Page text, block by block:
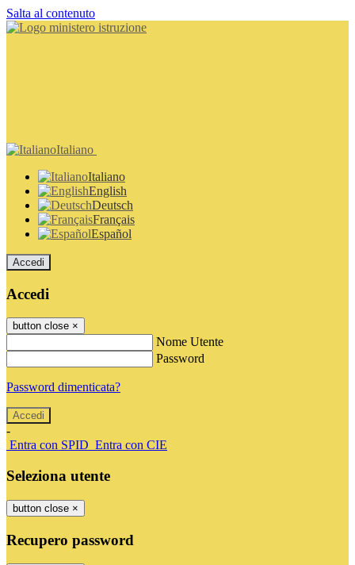
Salta al contenuto
Italiano
Italiano
English
Deutsch
Français
Español
Accedi
Accedi
button close ×
Nome Utente
Password
Password dimenticata?
-
Entra con SPID Entra con CIE
Seleziona utente
button close ×
Recupero password